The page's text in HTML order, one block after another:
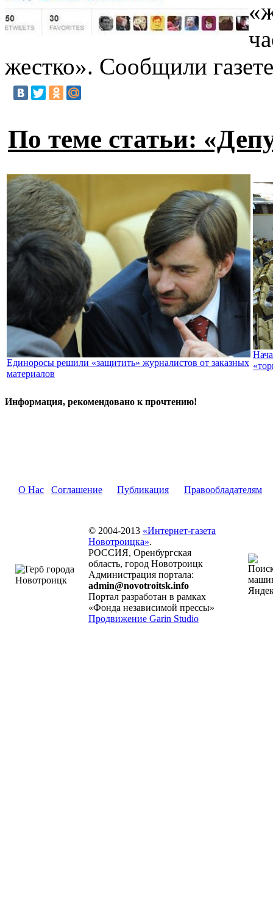
жестко». Сообщили
По теме статьи:
Единоросы решили «защитить» журналистов от заказных
материалов
Информация, рекомендовано к прочтению!
О Нас Соглашение Публикация Правообладателям
© 2004-2013 «Интернет-газета
Новотроицка».
РОССИЯ, Оренбургская
область, город Новотроицк
Администрация портала:
admin@novotroitsk.info
Портал разработан в рамках
«Фонда независимой прессы»
Продвижение Garin Studio